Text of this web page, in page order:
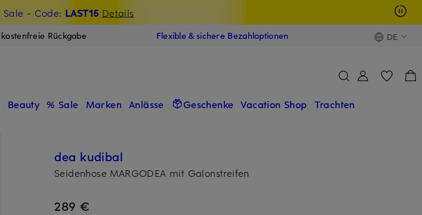
- Code: LAST15 Details
mit Beyond sichern
Rückgabe Flexible & sichere Bezahloptionen DE
Beauty % Sale Marken Anlässe Geschenke Vacation Shop Trachten
dea kudibal
Seidenhose MARGODEA mit Galonstreifen
289 €